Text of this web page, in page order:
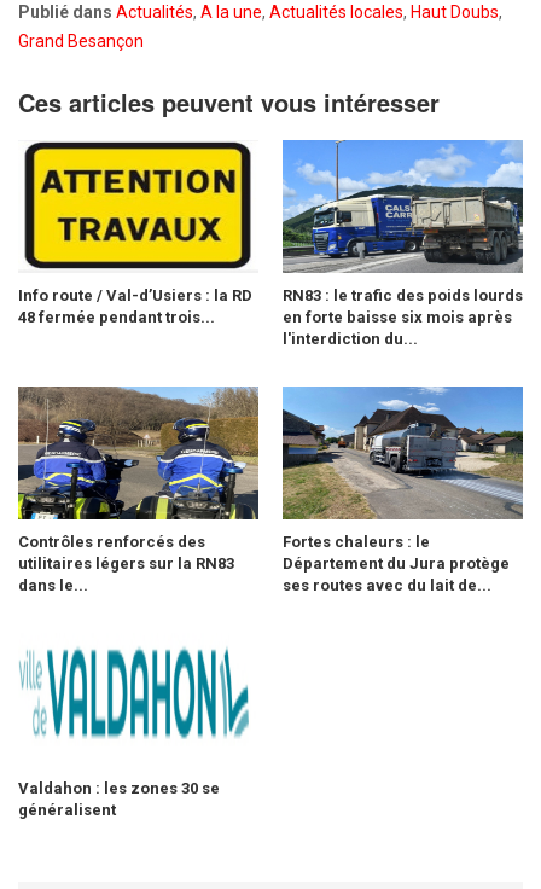
Publié dans Actualités, A la une, Actualités locales, Haut Doubs,
Grand Besançon
Ces articles peuvent vous intéresser
Info route / Val-d’Usiers : la RD
48 fermée pendant trois...
RN83 : le trafic des poids lourds
en forte baisse six mois après
l'interdiction du...
Contrôles renforcés des
utilitaires légers sur la RN83
dans le...
Fortes chaleurs : le
Département du Jura protège
ses routes avec du lait de...
Valdahon : les zones 30 se
généralisent